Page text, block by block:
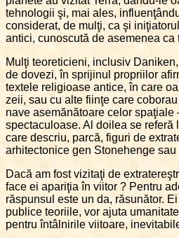
tehnologii şi, mai ales,
considerat, de mulţi, ca şi
antici, cunoscută de asemenea
Mulţi teoreticieni, inclusiv
de dovezi, în sprijinul propriilor
textele religioase antice, în care
zeii, sau cu alte fiinţe care
nave asemănătoare celor spaţiale
spectaculoase. Al doilea se referă
care descriu, parcă, figuri de
arhitectonice gen Stonehenge
Dacă am fost vizitaţi de
face ei apariţia în viitor ? Pentru
răspunsul este un da, răsunător.
publice teoriile, vor ajuta
pentru întâlnirile viitoare,